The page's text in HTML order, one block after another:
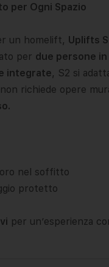
per Ogni Spazio
un homelift, Uplifts
per due persone in
integrate, S2 si
richiede opere
nel soffitto
protetto
per un’esperienza